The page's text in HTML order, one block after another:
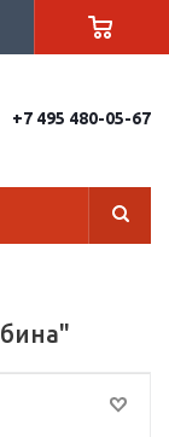
+7 495 480-05-67